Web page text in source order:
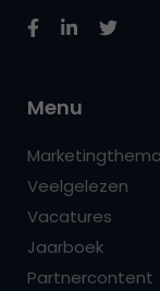
Menu
Veelgelezen
Vacatures
Jaarboek
Partnercontent